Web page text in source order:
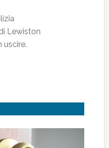
Lewiston
uscire.